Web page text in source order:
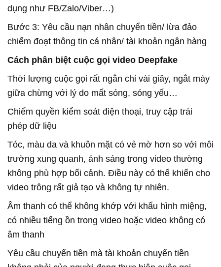
dụng như FB/Zalo/Viber…)
Bước 3: Yêu cầu nạn nhân chuyển tiền/ lừa đảo
chiếm đoạt thông tin cá nhân/ tài khoản ngân hàng
Cách phân biệt cuộc gọi video Deepfake
Thời lượng cuộc gọi rất ngắn chỉ vài giây, ngắt máy
giữa chừng với lý do mất sóng, sóng yếu…
Chiếm quyền kiểm soát điện thoại, truy cập trái
phép dữ liệu
Tóc, màu da và khuôn mặt có vẻ mờ hơn so với môi
trường xung quanh, ánh sáng trong video thường
không phù hợp bối cảnh. Điều này có thể khiến cho
video trông rất giả tạo và không tự nhiên.
Âm thanh có thể không khớp với khẩu hình miệng,
có nhiều tiếng ồn trong video hoặc video không có
âm thanh
Yêu cầu chuyển tiền mà tài khoản chuyển tiền